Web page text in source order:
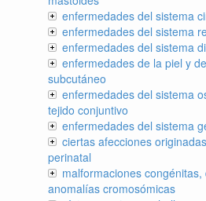
enfermedades del sistema
enfermedades del sistema
enfermedades del sistema
enfermedades de la piel y
subcutáneo
enfermedades del sistema
tejido conjuntivo
enfermedades del sistema
ciertas afecciones
perinatal
malformaciones
anomalías cromosómicas